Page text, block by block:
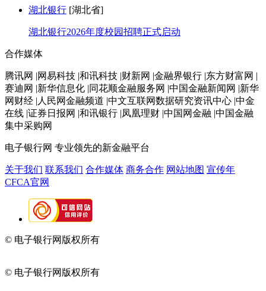
湖北银行 [湖北省]
湖北银行2026年度校园招聘正式启动
合作媒体
腾讯网 |网易科技 |和讯科技 |财新网 |金融界银行 |东方财富网 |
赛迪网 |新华信息化 |同花顺金融服务网 |中国金融新闻网 |新华
网财经 |人民网金融频道 |中文互联网数据研究资讯中心 |中金
在线 |证券日报网 |和讯银行 |凤凰理财 |中国网金融 |中国金融
集中采购网
电子银行网 专业领先的新金融平台
关于我们 联系我们 合作媒体 商务合作 网站地图 宣传年
CFCA官网
© 电子银行网版权所有
© 电子银行网版权所有